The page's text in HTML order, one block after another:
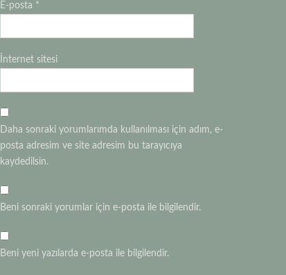
E-posta *
İnternet sitesi
Daha sonraki yorumlarımda kullanılması için adım, e-
posta adresim ve site adresim bu tarayıcıya
kaydedilsin.
Beni sonraki yorumlar için e-posta ile bilgilendir.
Beni yeni yazılarda e-posta ile bilgilendir.